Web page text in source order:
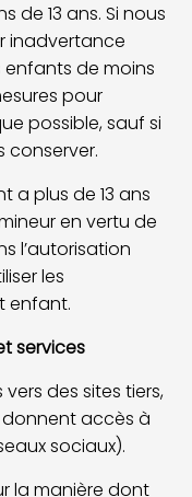
de 13 ans. Si nous
inadvertance
enfants de moins
pour
possible, sauf si
conserver.
a plus de 13 ans
en vertu de
l’autorisation
les
enfant.
services
des sites tiers,
accès à
sociaux).
la manière dont